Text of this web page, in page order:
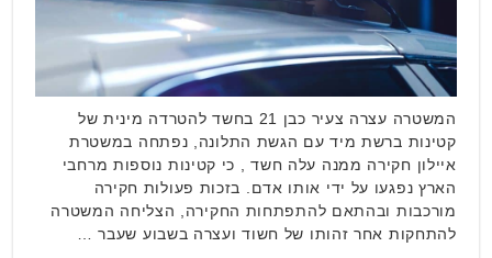
המשטרה עצרה צעיר כבן 21 בחשד להטרדה מינית של
קטינות ברשת מיד עם הגשת התלונה, נפתחה במשטרת
איילון חקירה ממנה עלה חשד , כי קטינות נוספות מרחבי
הארץ נפגעו על ידי אותו אדם. בזכות פעולות חקירה
מורכבות ובהתאם להתפתחות החקירה, הצליחה המשטרה
להתחקות אחר זהותו של חשוד ועצרה בשבוע שעבר …